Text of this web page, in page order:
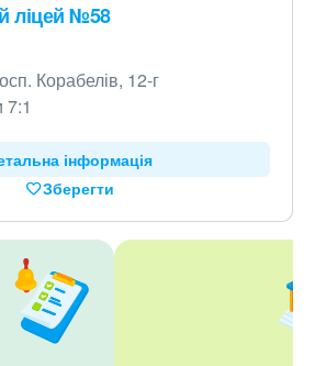
ліцей №58
Корабелів, 12-г
7:1
інформація
Зберегти